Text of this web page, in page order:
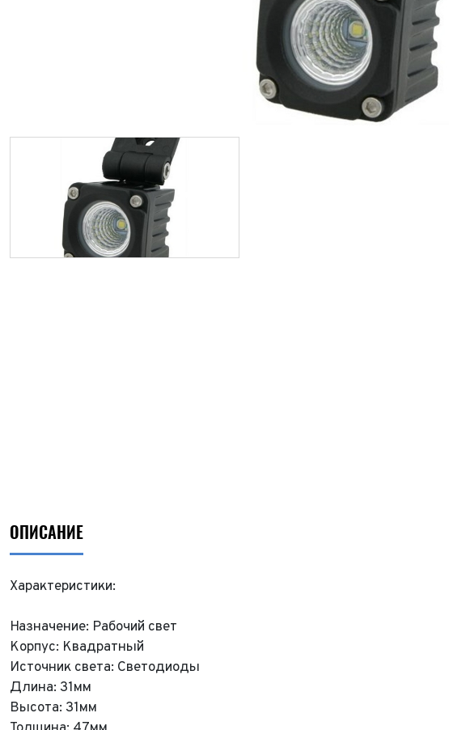
ОПИСАНИЕ
Характеристики:
Назначение: Рабочий свет
Корпус: Квадратный
Источник света: Светодиоды
Длина: 31мм
Высота: 31мм